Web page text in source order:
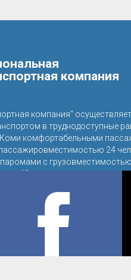
компания
компания"
в труднодоступные
Коми комфортабельными
24
с
40 человек.